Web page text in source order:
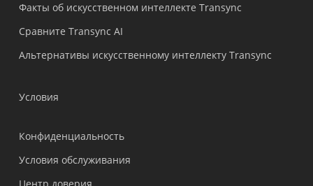
Факты об искусственном интеллекте Transync
Сравните Transync AI
Альтернативы искусственному интеллекту Transync
Условия
Конфиденциальность
Условия обслуживания